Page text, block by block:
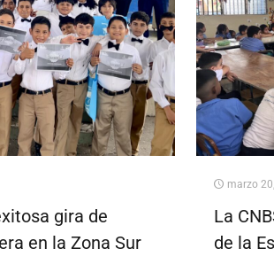
gira de
en la Zona Sur
marzo
La
de la